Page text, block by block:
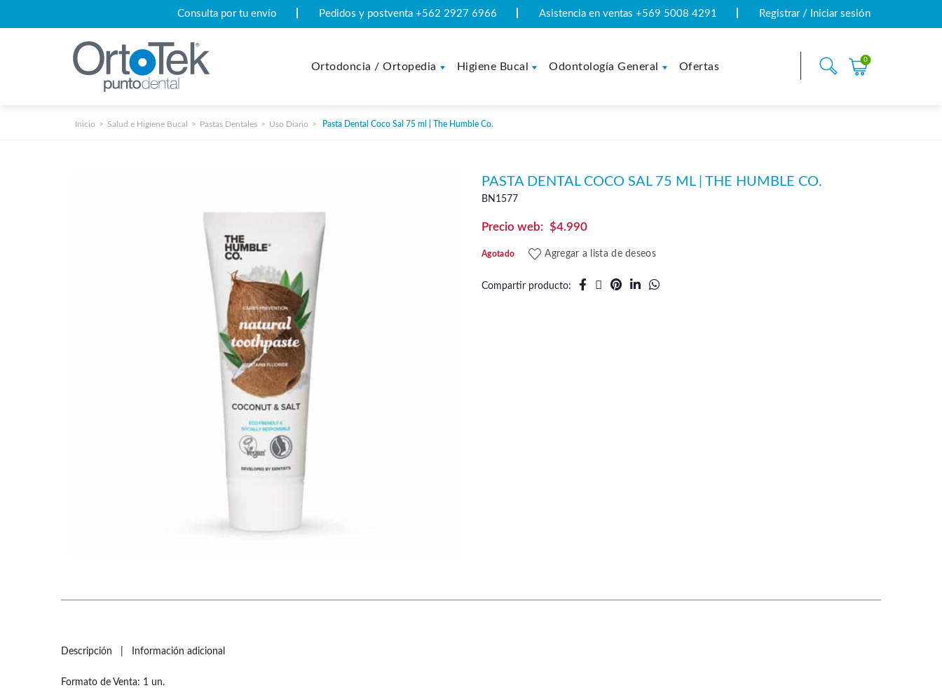
Consulta por tu envío Pedidos y postventa +562 2927 6966 Asistencia en ventas +569 5008 4291 Registrar / Iniciar sesión
Ortodoncia / Ortopedia Higiene Bucal Odontología General Ofertas
0
Inicio Salud e Higiene Bucal Pastas Dentales Uso Diario Pasta Dental Coco Sal 75 ml | The Humble Co.
PASTA DENTAL COCO SAL 75 ML | THE HUMBLE CO.
BN1577
$4.990
Agotado Agregar a lista de deseos
Compartir producto
Descripción Información adicional
Formato de Venta: 1 un.